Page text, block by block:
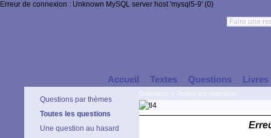
Erreur de connexion : Unknown MySQL server host 'mysql5-9' (0)
Accueil Textes Questions Livres
Questions par thèmes
Toutes les questions
Une question au hasard